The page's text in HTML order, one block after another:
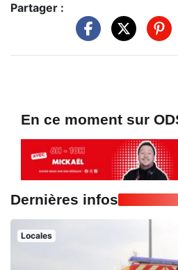
Partager :
En ce moment sur
Dernières infos
Locales